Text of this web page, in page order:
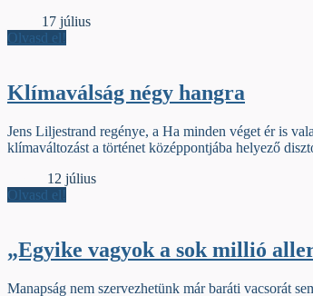
17 július
Olvasd el!
Klímaválság négy hangra
Jens Liljestrand regénye, a Ha minden véget ér is
klímaváltozást a történet középpontjába helyező
12 július
Olvasd el!
„Egyike vagyok a sok millió
Manapság nem szervezhetünk már baráti vacsorát